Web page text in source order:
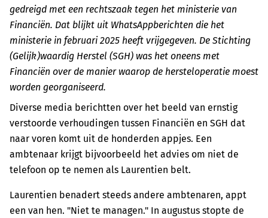
gedreigd met een rechtszaak tegen het ministerie van
Financiën. Dat blijkt uit WhatsAppberichten die het
ministerie in februari 2025 heeft vrijgegeven. De Stichting
(Gelijk)waardig Herstel (SGH) was het oneens met
Financiën over de manier waarop de hersteloperatie moest
worden georganiseerd.
Diverse media berichtten over het beeld van ernstig
verstoorde verhoudingen tussen Financiën en SGH dat
naar voren komt uit de honderden appjes. Een
ambtenaar krijgt bijvoorbeeld het advies om niet de
telefoon op te nemen als Laurentien belt.
Laurentien benadert steeds andere ambtenaren, appt
een van hen. "Niet te managen." In augustus stopte de